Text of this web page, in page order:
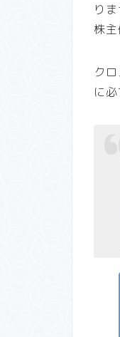
りま
株
ク
に